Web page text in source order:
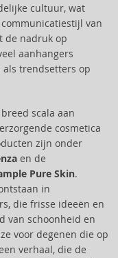
cultuur, wat
van
de nadruk op
aanhangers
als trendsetters op
scala aan
cosmetica
zijn onder
en de
Pure Skin.
in
die frisse ideeën en
van schoonheid en
voor degenen die op
verhaal, die de